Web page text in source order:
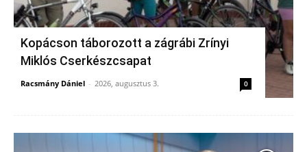
Kopácson táborozott a zágrábi Zrínyi
Miklós Cserkészcsapat
Racsmány Dániel - 2026, augusztus 3. 0